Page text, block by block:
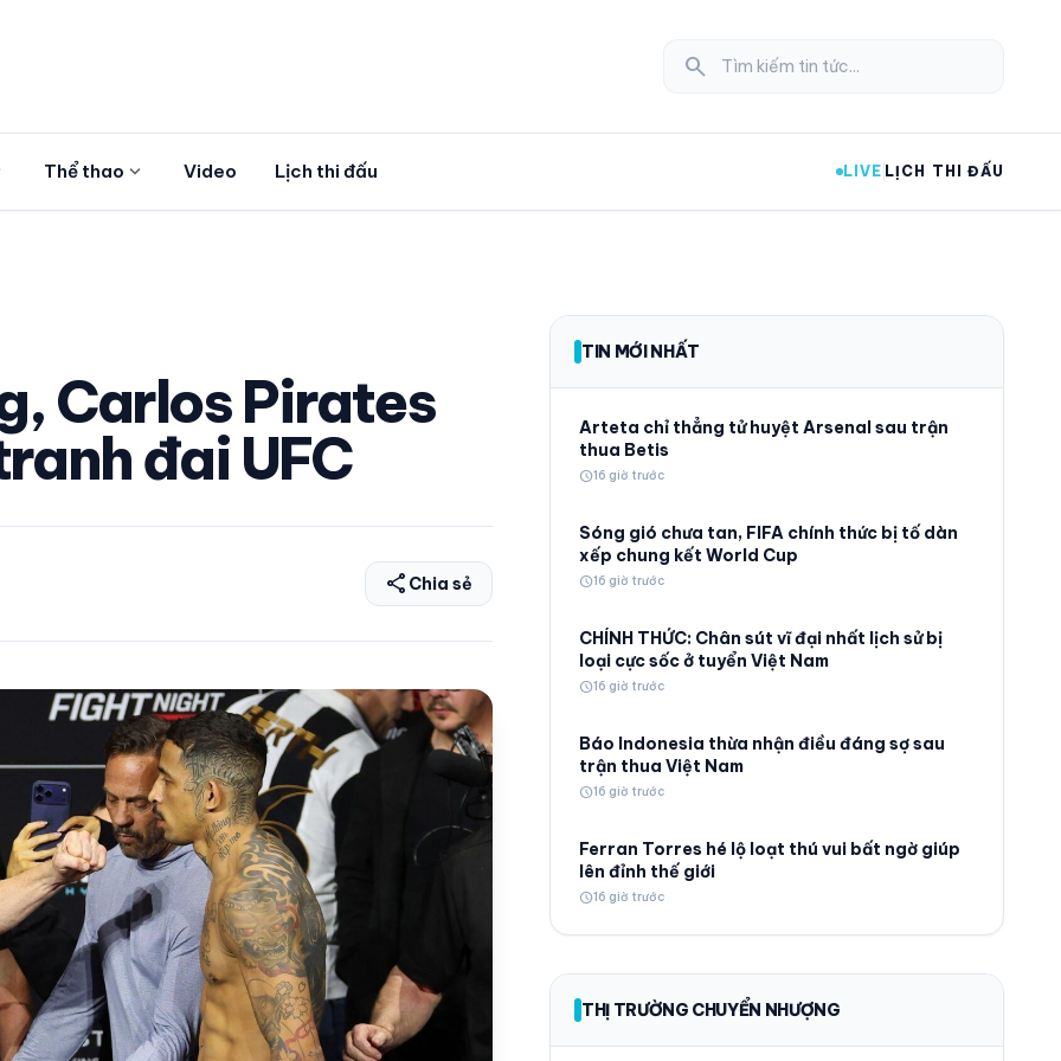
search
Thể thao expand_more Video Lịch thi đấu LIVE LỊCH THI ĐẤU
Carlos Pirates
đai UFC
share Chia sẻ
TIN MỚI NHẤT
Arteta chỉ thẳng tử huyệt Arsenal sau trận
thua Betis
schedule16 giờ trước
Sóng gió chưa tan, FIFA chính thức bị tố dàn
xếp chung kết World Cup
schedule16 giờ trước
CHÍNH THỨC: Chân sút vĩ đại nhất lịch sử bị
loại cực sốc ở tuyển Việt Nam
schedule16 giờ trước
Báo Indonesia thừa nhận điều đáng sợ sau
trận thua Việt Nam
schedule16 giờ trước
Ferran Torres hé lộ loạt thú vui bất ngờ giúp
lên đỉnh thế giới
schedule16 giờ trước
THỊ TRƯỜNG CHUYỂN NHƯỢNG